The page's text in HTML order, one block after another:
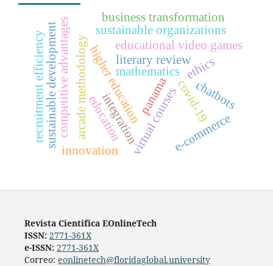
virtual courses
higher education
integration
mathematics
arcade methodology literary review
educational video games
sustainable organizations
business transformation
covid-19
e-commerce
panama
competitive advantages
innovation
sustainable development chatbots
recruitment efficiency education
ethics
Revista Cientifica EOnlineTech
ISSN: 2771-361X
e-ISSN: 2771-361X
Correo: eonlinetech@floridaglobal.university